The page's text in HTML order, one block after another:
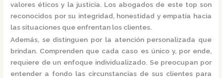
valores éticos y la justicia. Los abogados de este top son
reconocidos por su integridad, honestidad y empatía hacia
las situaciones que enfrentan los clientes.
Además, se distinguen por la atención personalizada que
brindan. Comprenden que cada caso es único y, por ende,
requiere de un enfoque individualizado. Se preocupan por
entender a fondo las circunstancias de sus clientes para